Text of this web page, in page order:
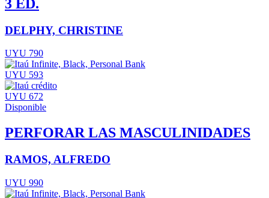
3 ED.
DELPHY, CHRISTINE
UYU 790
UYU 593
UYU 672
Disponible
PERFORAR LAS MASCULINIDADES
RAMOS, ALFREDO
UYU 990